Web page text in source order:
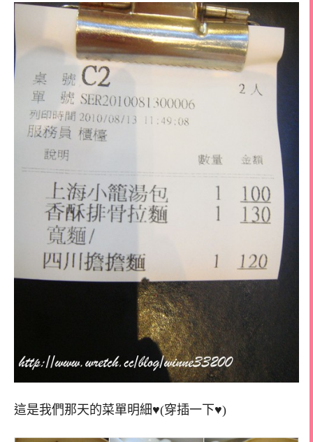
這是我們那天的菜單明細♥(穿插一下♥)